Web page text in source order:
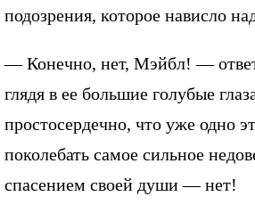
подозрения, которое нависло
— Конечно, нет, Мэйбл! —
глядя в ее большие голубые
простосердечно, что уже одно
поколебать самое сильное
спасением своей души — нет!